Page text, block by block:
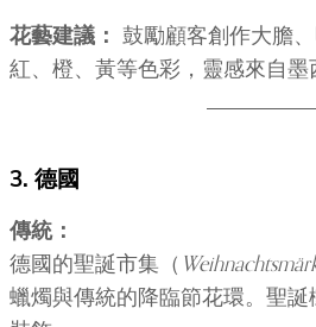
花藝建議：
鼓勵顧客創作大膽
紅、橙、黃等色彩，靈感來自墨
3. 德國
傳統：
德國的聖誕市集（
蠟燭與傳統的降臨節花環。聖誕